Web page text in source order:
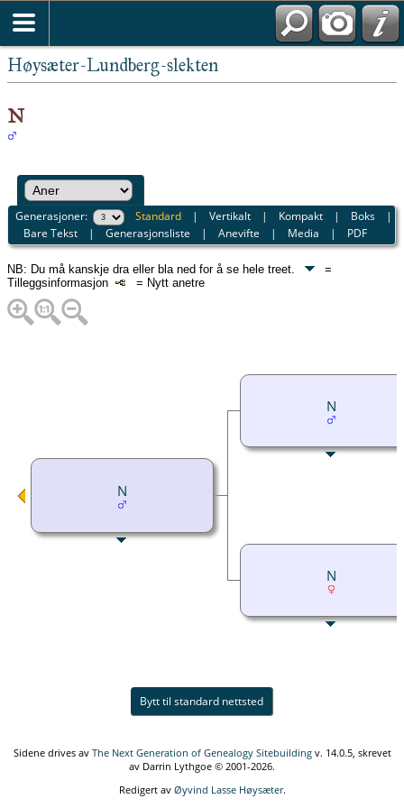
Høysæter-Lundberg-slekten
N
Generasjoner: Standard |Vertikalt | Kompakt | Boks |
Bare Tekst |Generasjonsliste |Anevifte | Media | PDF
NB: Du må kanskje dra eller bla ned for å se hele treet.
=
Tilleggsinformasjon
= Nytt anetre
N
N
N
Bytt til standard nettsted
Sidene drives av The Next Generation of Genealogy Sitebuildingv. 14.0.5, skrevet
av Darrin Lythgoe © 2001-2026.
Redigert av Øyvind Lasse Høysæter.